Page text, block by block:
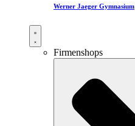
Werner Jaeger Gymnasium
Firmenshops